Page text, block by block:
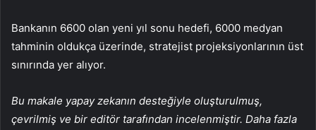
Bankanın 6600 olan yeni yıl sonu hedefi, 6000 medyan
tahminin oldukça üzerinde, stratejist projeksiyonlarının üst
sınırında yer alıyor.
Bu makale yapay zekanın desteğiyle oluşturulmuş,
çevrilmiş ve bir editör tarafından incelenmiştir. Daha fazla